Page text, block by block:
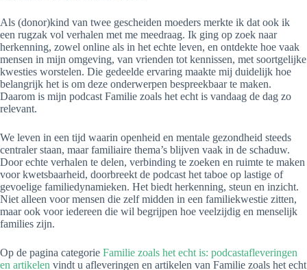
Als (donor)kind van twee gescheiden moeders merkte ik dat ook ik
een rugzak vol verhalen met me meedraag. Ik ging op zoek naar
herkenning, zowel online als in het echte leven, en ontdekte hoe vaak
mensen in mijn omgeving, van vrienden tot kennissen, met soortgelijke
kwesties worstelen. Die gedeelde ervaring maakte mij duidelijk hoe
belangrijk het is om deze onderwerpen bespreekbaar te maken.
Daarom is mijn podcast Familie zoals het echt is vandaag de dag zo
relevant.
We leven in een tijd waarin openheid en mentale gezondheid steeds
centraler staan, maar familiaire thema’s blijven vaak in de schaduw.
Door echte verhalen te delen, verbinding te zoeken en ruimte te maken
voor kwetsbaarheid, doorbreekt de podcast het taboe op lastige of
gevoelige familiedynamieken. Het biedt herkenning, steun en inzicht.
Niet alleen voor mensen die zelf midden in een familiekwestie zitten,
maar ook voor iedereen die wil begrijpen hoe veelzijdig en menselijk
families zijn.
Op de pagina categorie Familie zoals het echt is: podcastafleveringen
en artikelen vindt u afleveringen en artikelen van Familie zoals het echt